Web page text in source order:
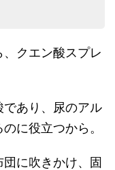
クエン酸スプレ
であり、尿のアル
に役立つから。
に吹きかけ、固